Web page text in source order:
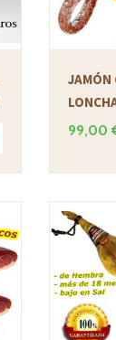
JAMÓN
99,00